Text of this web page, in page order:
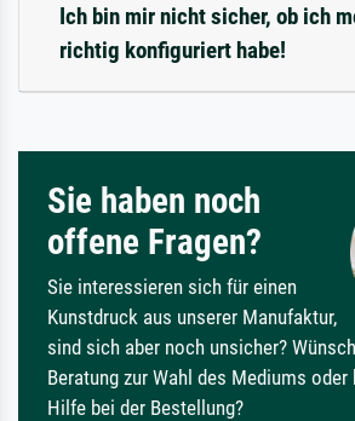
Ich bin mir nicht sicher, ob ich
richtig konfiguriert habe!
Sie haben noch
offene Fragen?
Sie interessieren sich für einen
Kunstdruck aus unserer Manufaktur,
sind sich aber noch unsicher?
Beratung zur Wahl des Mediums
Hilfe bei der Bestellung?